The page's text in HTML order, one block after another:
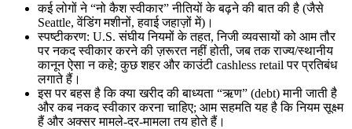
कई लोगों ने “नो कैश स्वीकार” नीतियों के बढ़ने की बात की है (जैसे
Seattle, वेंडिंग मशीनों, हवाई जहाज़ों में)।
स्पष्टीकरण: U.S. संघीय नियमों के तहत, निजी व्यवसायों को आम तौर
पर नकद स्वीकार करने की ज़रूरत नहीं होती, जब तक राज्य/स्थानीय
कानून ऐसा न कहे; कुछ शहर और काउंटी cashless retail पर प्रतिबंध
लगाते हैं।
इस पर बहस है कि क्या खरीद की बाध्यता “ऋण” (debt) मानी जाती है
और कब नकद स्वीकार करना चाहिए; आम सहमति यह है कि नियम सूक्ष्म
हैं और अक्सर मामले-दर-मामला तय होते हैं।